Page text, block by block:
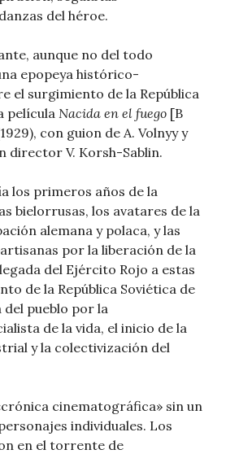
del héroe.
aunque no del todo
epopeya histórico-
el surgimiento de la República
película Nacida en el fuego [В
con guion de A. Volnyy y
director V. Korsh-Sablin.
los primeros años de la
bielorrusas, los avatares de la
alemana y polaca, y las
por la liberación de la
del Ejército Rojo a estas
de la República Soviética de
del pueblo por la
de la vida, el inicio de la
y la colectivización del
cinematográfica» sin un
individuales. Los
en el torrente de